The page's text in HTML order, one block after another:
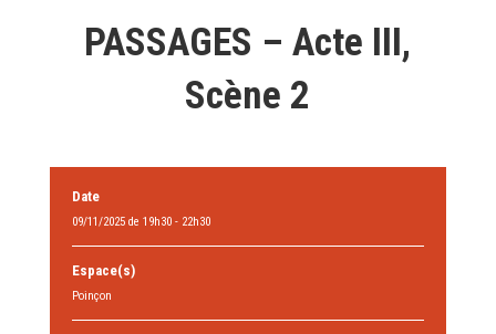
PASSAGES – Acte III,
Scène 2
Date
09/11/2025 de 19h30 - 22h30
Espace(s)
Poinçon